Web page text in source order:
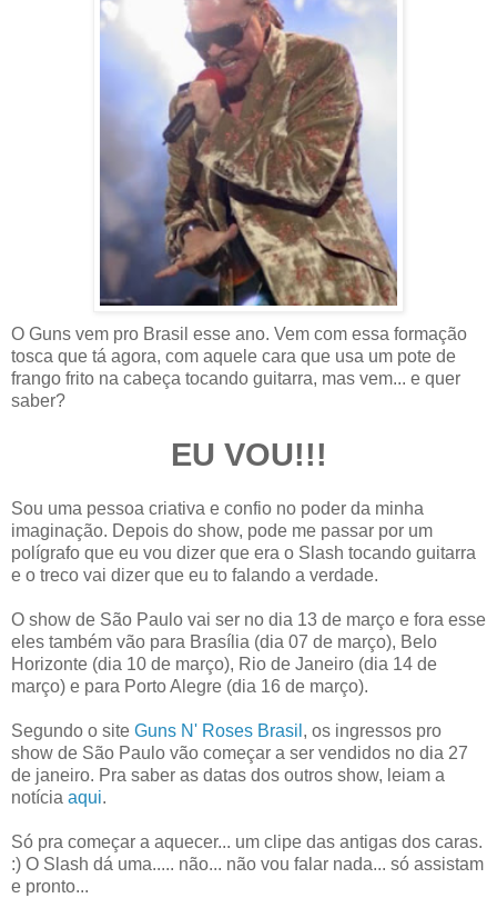
O Guns vem pro Brasil esse ano. Vem com essa formação
tosca que tá agora, com aquele cara que usa um pote de
frango frito na cabeça tocando guitarra, mas vem... e quer
saber?
EU VOU!!!
Sou uma pessoa criativa e confio no poder da minha
imaginação. Depois do show, pode me passar por um
polígrafo que eu vou dizer que era o Slash tocando guitarra
e o treco vai dizer que eu to falando a verdade.
O show de São Paulo vai ser no dia 13 de março e fora esse
eles também vão para Brasília (dia 07 de março), Belo
Horizonte (dia 10 de março), Rio de Janeiro (dia 14 de
março) e para Porto Alegre (dia 16 de março).
Segundo o site Guns N' Roses Brasil , os ingressos pro
show de São Paulo vão começar a ser vendidos no dia 27
de janeiro. Pra saber as datas dos outros show, leiam a
notícia aqui.
Só pra começar a aquecer... um clipe das antigas dos caras.
:) O Slash dá uma..... não... não vou falar nada... só assistam
e pronto...